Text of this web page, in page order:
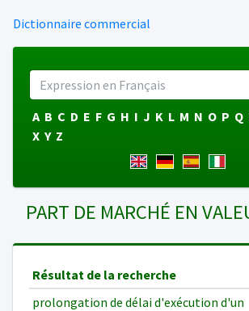
Dictionnaire commercial
A B C D E F G H I J K L M N O P Q
X Y Z
PART DE MARCHÉ EN
Résultat de la recherche
prolongation de délai d'exécution d'un